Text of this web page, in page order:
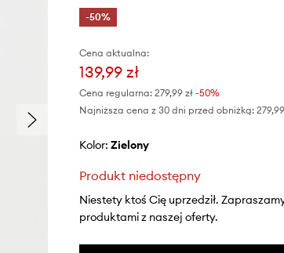
-50%
Cena aktualna:
139,99 zł
Cena regularna: 279,99 zł-50%
Najniższa cena z 30 dni przed obniżką:
Kolor: zielony
Produkt niedostępny
Niestety ktoś Cię uprzedził.
produktami z naszej oferty.